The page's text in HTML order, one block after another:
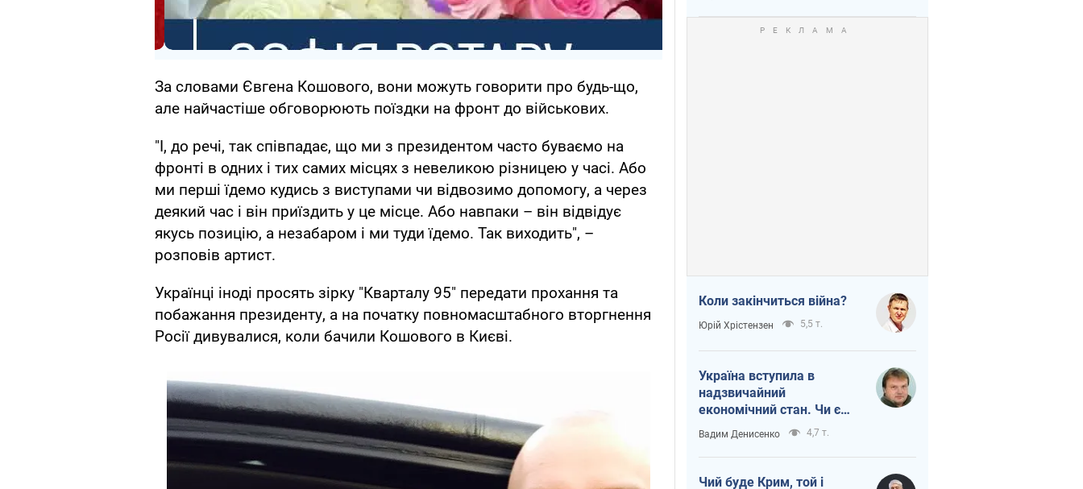
За словами Євгена Кошового, вони можуть говорити про будь-що,
але найчастіше обговорюють поїздки на фронт до військових.
"І, до речі, так співпадає, що ми з президентом часто буваємо на
фронті в одних і тих самих місцях з невеликою різницею у часі. Або
ми перші їдемо кудись з виступами чи відвозимо допомогу, а через
деякий час і він приїздить у це місце. Або навпаки – він відвідує
якусь позицію, а незабаром і ми туди їдемо. Так виходить", –
розповів артист.
Українці іноді просять зірку "Кварталу 95" передати прохання та
побажання президенту, а на початку повномасштабного вторгнення
Росії дивувалися, коли бачили Кошового в Києві.
Коли закінчиться війна?
Юрій Хрістензен 5,5 т.
Україна вступила в
надзвичайний
економічний стан. Чи є
світло вкінці тунелю?
Вадим Денисенко 4,7 т.
Чий буде Крим, той і